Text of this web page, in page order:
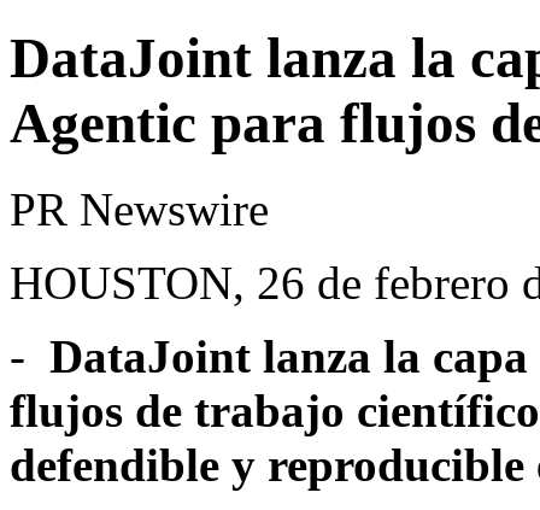
DataJoint lanza la
Agentic para flujos
PR Newswire
HOUSTON, 26 de febrero
- DataJoint lanza la
flujos de trabajo
defendible y